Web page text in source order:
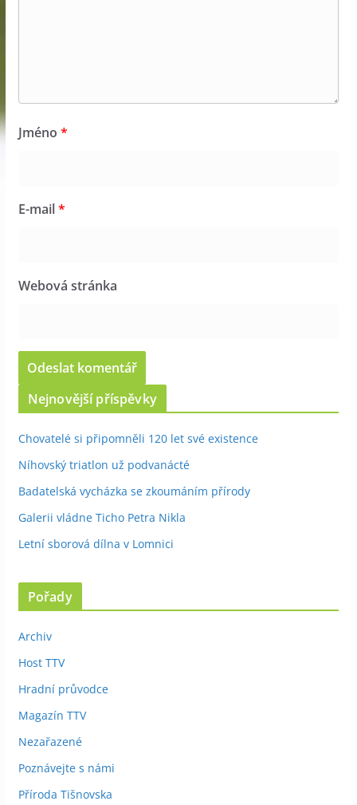
Jméno *
E-mail*
Webová stránka
Nejnovější příspěvky
Chovatelé si připomněli 120 let své existence
Níhovský triatlon už podvanácté
Badatelská vycházka se zkoumáním přírody
Galerii vládne Ticho Petra Nikla
Letní sborová dílna v Lomnici
Pořady
Archiv
Host TTV
Hradní průvodce
Magazín TTV
Nezařazené
Poznávejte s námi
Příroda Tišnovska